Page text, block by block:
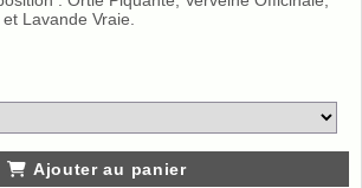
Lavande Vraie.
Ajouter au panier